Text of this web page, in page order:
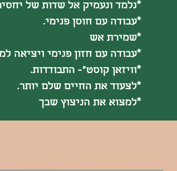
*נלמד ונעמיק אל שדות של
*עבודה עם חוסן פנימי.
*שמירת אש
*עבודה עם חזון פנימי ויציאה
*וויזאן קוסט"- התבודדות.
*לצעוד את החיים שלם יותר.
*למצוא את הניצוץ שבך